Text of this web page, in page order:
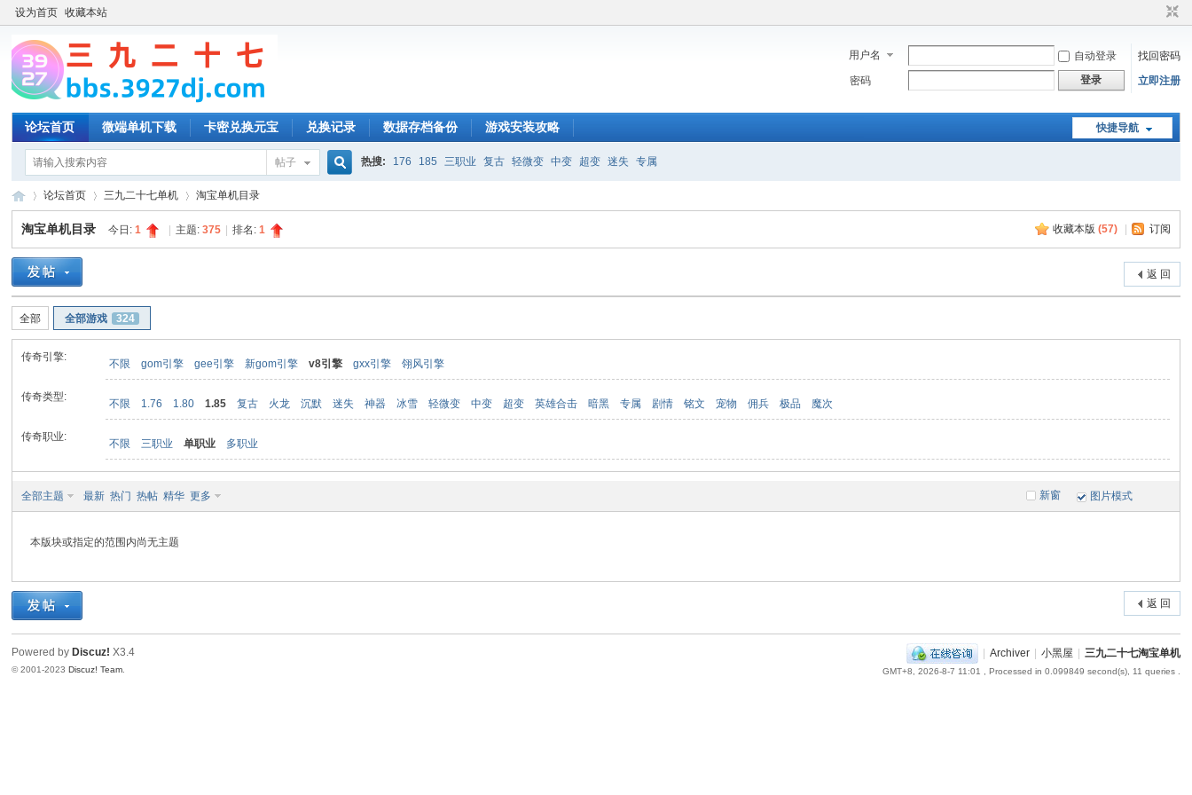
设为首页 收藏本站
用户名 自动登录
找回密码
密码
登录 立即注册
快捷导航
论坛首页 微端单机下载 卡密兑换元宝 兑换记录 数据存档备份 游戏安装攻略
帖子 热搜: 176 185 三职业 复古 轻微变 中变 超变 迷失 专属
»
论坛首页 三九二十七单机 淘宝单机目录
收藏本版 (57) 订阅
淘宝单机目录 今日:1 主题:375 排名:1
返 回
全部 全部游戏 324
传奇引擎:
不限 gom引擎 gee引擎 新gom引擎 v8引擎 gxx引擎 翎风引擎
传奇类型:
不限 1.76 1.80 1.85 复古 火龙 沉默 迷失 神器 冰雪 轻微变 中变 超变 英雄合击 暗黑 专属 剧情 铭文 宠物 佣兵 极品 魔次
传奇职业:
不限 三职业 单职业 多职业
新窗
全部主题 最新 热门 热帖 精华 更多 图片模式
本版块或指定的范围内尚无主题
返 回
| Archiver | 小黑屋 | 三九二十七淘宝单机
GMT+8, 2026-8-7 11:01 , Processed in 0.099849 second(s), 11 queries .
Powered by Discuz! X3.4
© 2001-2023Discuz! Team